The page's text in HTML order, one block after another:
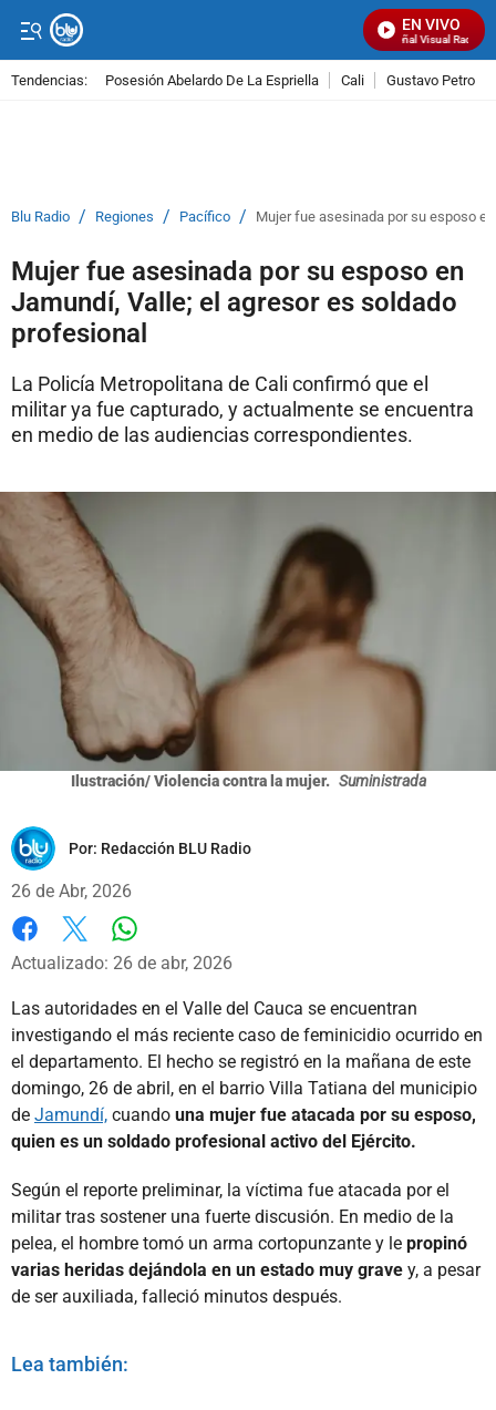
EN VIVO
Señal Visual Radio
Tendencias: Posesión Abelardo De La Espriella Cali Gustavo Petro
Blu Radio / Regiones / Pacífico / Mujer fue asesinada por su esposo
Mujer fue asesinada por su esposo en
Jamundí, Valle; el agresor es soldado
profesional
La Policía Metropolitana de Cali confirmó que el
militar ya fue capturado, y actualmente se encuentra
en medio de las audiencias correspondientes.
Ilustración/ Violencia contra la mujer. Suministrada
Por: Redacción BLU Radio
26 de Abr, 2026
Facebook
X
Actualizado: 26 de abr, 2026
Las autoridades en el Valle del Cauca se encuentran
investigando el más reciente caso de feminicidio ocurrido en
el departamento. El hecho se registró en la mañana de este
domingo, 26 de abril, en el barrio Villa Tatiana del municipio
de Jamundí, cuando una mujer fue atacada por su esposo,
quien es un soldado profesional activo del Ejército.
Según el reporte preliminar, la víctima fue atacada por el
militar tras sostener una fuerte discusión. En medio de la
pelea, el hombre tomó un arma cortopunzante y le propinó
varias heridas dejándola en un estado muy grave y, a pesar
de ser auxiliada, falleció minutos después.
Lea también: